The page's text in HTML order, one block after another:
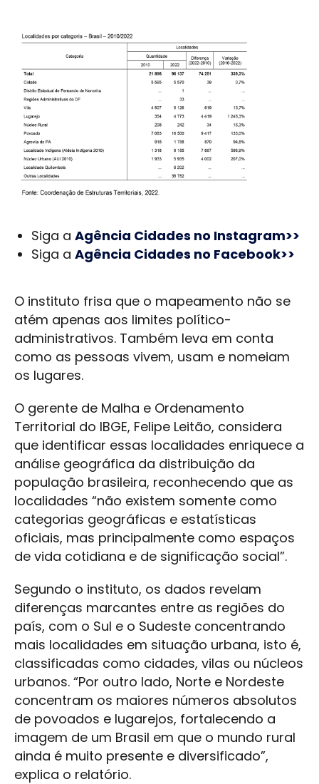
Siga a Agência Cidades no Instagram>>
Siga a Agência Cidades no Facebook>>
O instituto frisa que o mapeamento não se
atém apenas aos limites político-
administrativos. Também leva em conta
como as pessoas vivem, usam e nomeiam
os lugares.
O gerente de Malha e Ordenamento
Territorial do IBGE, Felipe Leitão, considera
que identificar essas localidades enriquece a
análise geográfica da distribuição da
população brasileira, reconhecendo que as
localidades “não existem somente como
categorias geográficas e estatísticas
oficiais, mas principalmente como espaços
de vida cotidiana e de significação social”.
Segundo o instituto, os dados revelam
diferenças marcantes entre as regiões do
país, com o Sul e o Sudeste concentrando
mais localidades em situação urbana, isto é,
classificadas como cidades, vilas ou núcleos
urbanos. “Por outro lado, Norte e Nordeste
concentram os maiores números absolutos
de povoados e lugarejos, fortalecendo a
imagem de um Brasil em que o mundo rural
ainda é muito presente e diversificado”,
explica o relatório.